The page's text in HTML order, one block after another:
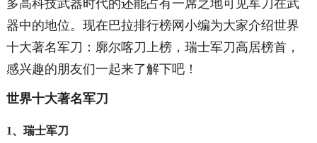
多高科技武器时代的还能占有一席之地可见军刀在武
器中的地位。现在巴拉排行榜网小编为大家介绍世界
十大著名军刀：廓尔喀刀上榜，瑞士军刀高居榜首，
感兴趣的朋友们一起来了解下吧！
世界十大著名军刀
1、瑞士军刀